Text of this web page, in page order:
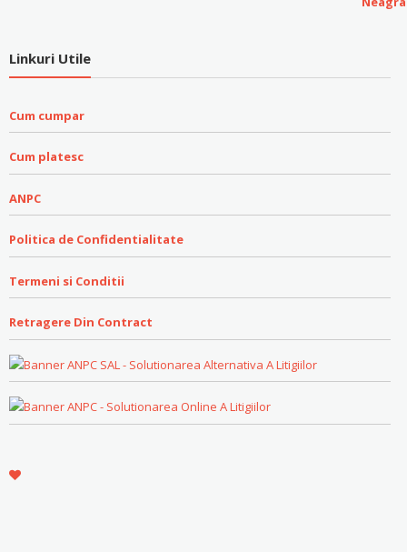
Linkuri Utile
Cum cumpar
Cum platesc
ANPC
Politica de Confidentialitate
Termeni si Conditii
Retragere Din Contract